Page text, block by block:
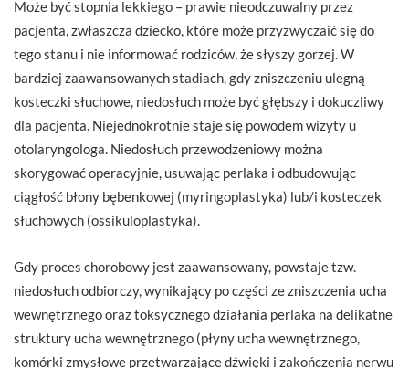
Może być stopnia lekkiego – prawie nieodczuwalny przez
pacjenta, zwłaszcza dziecko, które może przyzwyczaić się do
tego stanu i nie informować rodziców, że słyszy gorzej. W
bardziej zaawansowanych stadiach, gdy zniszczeniu ulegną
kosteczki słuchowe, niedosłuch może być głębszy i dokuczliwy
dla pacjenta. Niejednokrotnie staje się powodem wizyty u
otolaryngologa. Niedosłuch przewodzeniowy można
skorygować operacyjnie, usuwając perlaka i odbudowując
ciągłość błony bębenkowej (myringoplastyka) lub/i kosteczek
słuchowych (ossikuloplastyka).
Gdy proces chorobowy jest zaawansowany, powstaje tzw.
niedosłuch odbiorczy, wynikający po części ze zniszczenia ucha
wewnętrznego oraz toksycznego działania perlaka na delikatne
struktury ucha wewnętrznego (płyny ucha wewnętrznego,
komórki zmysłowe przetwarzające dźwięki i zakończenia nerwu